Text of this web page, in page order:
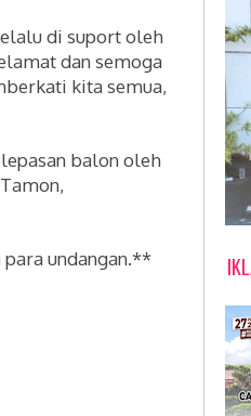
di suport oleh
dan semoga
kita semua,
balon oleh
undangan.**